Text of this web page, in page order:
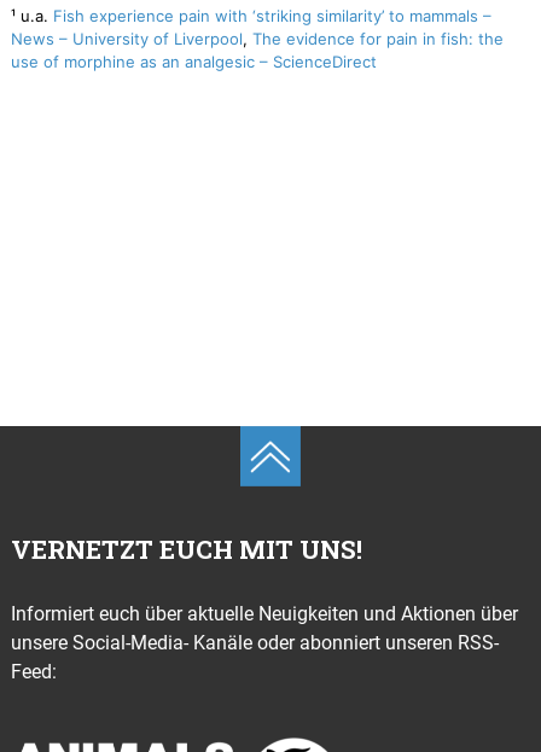
¹ u.a. Fish experience pain with ‘striking similarity’ to mammals –
News – University of Liverpool,The evidence for pain in fish: the
use of morphine as an analgesic – ScienceDirect
VERNETZT EUCH MIT UNS!
Informiert euch über aktuelle Neuigkeiten und Aktionen über
unsere Social-Media- Kanäle oder abonniert unseren RSS-
Feed: